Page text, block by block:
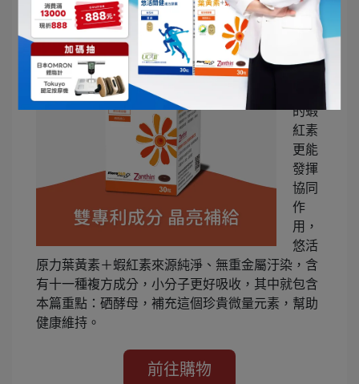
葉黃
素搭
的蝦
紅素
更能
發揮
協同
作
用，
悠活
原力葉黃素＋蝦紅素來源純淨、無重金屬汙染，含
有十一種複方成分，小分子更好吸收，其中就包含
本篇重點：硒酵母，補充這個珍貴微量元素，幫助
健康維持。